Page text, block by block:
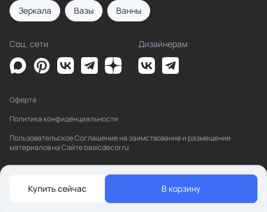
Купить сейчас В корзину
Зеркала Вазы Ванны
Соц. сети Дизайнерам
Оферта
Политика конфиденциальности
Пользовательское Соглашение на заимствование и размещение
материалов на Сайте basicdecor.ru